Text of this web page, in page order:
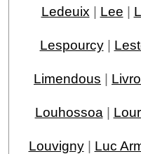
Ledeuix | Lee |
Lespourcy|
Limendous |
Louhossoa |
Louvigny| Luc